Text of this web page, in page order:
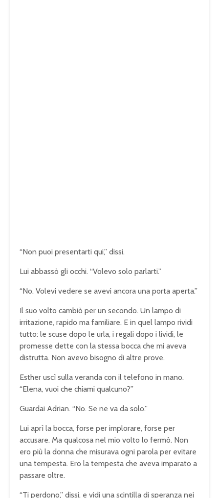
“Non puoi presentarti qui,” dissi.
Lui abbassò gli occhi. “Volevo solo parlarti.”
“No. Volevi vedere se avevi ancora una porta aperta.”
Il suo volto cambiò per un secondo. Un lampo di
irritazione, rapido ma familiare. E in quel lampo rividi
tutto: le scuse dopo le urla, i regali dopo i lividi, le
promesse dette con la stessa bocca che mi aveva
distrutta. Non avevo bisogno di altre prove.
Esther uscì sulla veranda con il telefono in mano.
“Elena, vuoi che chiami qualcuno?”
Guardai Adrian. “No. Se ne va da solo.”
Lui aprì la bocca, forse per implorare, forse per
accusare. Ma qualcosa nel mio volto lo fermò. Non
ero più la donna che misurava ogni parola per evitare
una tempesta. Ero la tempesta che aveva imparato a
passare oltre.
“Ti perdono,” dissi, e vidi una scintilla di speranza nei